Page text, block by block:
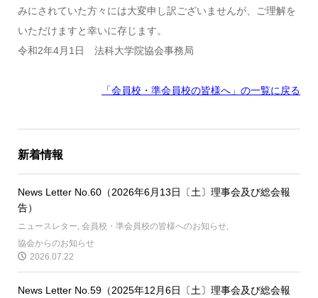
みにされていた方々には大変申し訳ございませんが、ご理解を
いただけますと幸いに存じます。
令和2年4月1日 法科大学院協会事務局
「会員校・準会員校の皆様へ」の一覧に戻る
新着情報
News Letter No.60（2026年6月13日〔土〕理事会及び総会報
告）
ニュースレター, 会員校・準会員校の皆様へのお知らせ,
協会からのお知らせ
2026.07.22
News Letter No.59（2025年12月6日〔土〕理事会及び総会報